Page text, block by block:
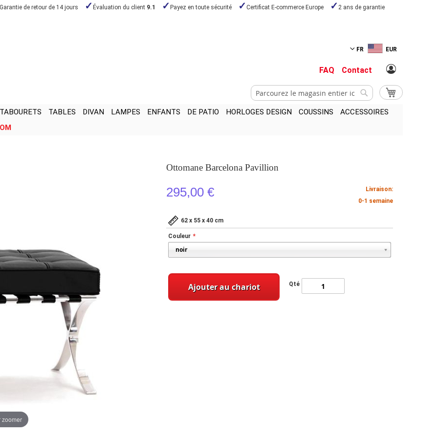
Garantie de retour de 14 jours Évaluation du client 9.1 Payez en toute sécurité Certificat E-commerce Europe 2 ans de garantie
FR EUR
FAQ Contact
Mon panier
Chercher
TABOURETS TABLES DIVAN LAMPES ENFANTS DE PATIO HORLOGES DESIGN COUSSINS
ACCESSOIRES
Ottomane Barcelona Pavillion
295,00 €
Livraison:
0-1 semaine
62 x 55 x 40 cm
Couleur
Qté
Ajouter au chariot
zoomer